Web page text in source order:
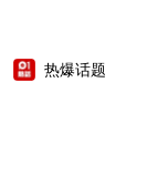
热爆话题